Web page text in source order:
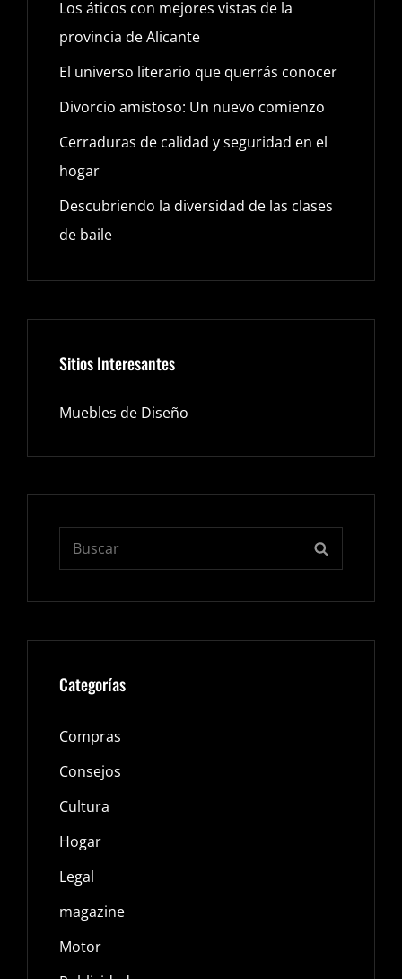
Los áticos con mejores vistas de la
provincia de Alicante
El universo literario que querrás conocer
Divorcio amistoso: Un nuevo comienzo
Cerraduras de calidad y seguridad en el
hogar
Descubriendo la diversidad de las clases
de baile
Sitios Interesantes
Muebles de Diseño
Categorías
Compras
Consejos
Cultura
Hogar
Legal
magazine
Motor